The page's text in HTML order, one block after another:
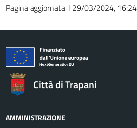
Pagina aggiornata il 29/03/2024, 16:24
Città di Trapani
AMMINISTRAZIONE